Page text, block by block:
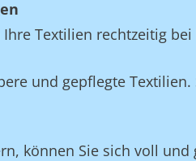
Textilien rechtzeitig
und gepflegte
können Sie sich voll